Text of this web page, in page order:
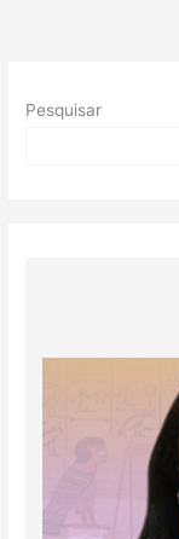
Pesquisar